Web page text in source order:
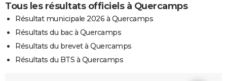
Tous les résultats officiels à Quercamps
Résultat municipale 2026 à Quercamps
Résultats du bac à Quercamps
Résultats du brevet à Quercamps
Résultats du BTS à Quercamps